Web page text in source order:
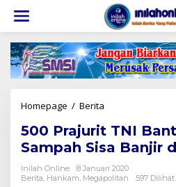
konten
Homepage / Berita
TNI
Bantu
Bersihkan
Sampah
Sisa
500 Prajurit TNI
Sampah Sisa Banjir
Inilah Online
8 Januari 2020
Berita Hankam Megapolitan 597 Dilihat